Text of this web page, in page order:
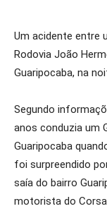
Um acidente entre
Rodovia João
Guaripocaba, na
Segundo
anos conduzia um
Guaripocaba
foi surpreendido
saía do bairro
motorista do